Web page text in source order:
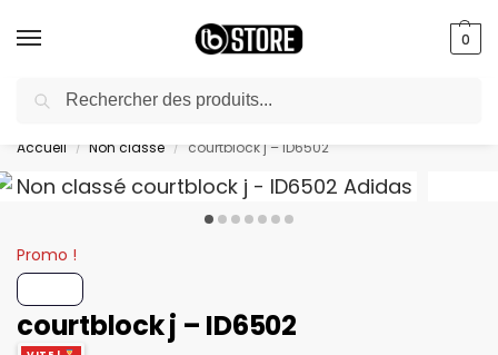
0
livraison gratuite au bureau dès 10000 DA avec paiement en ligne
Accueil / Non classé / courtblock j – ID6502
Promo !
courtblock j – ID6502